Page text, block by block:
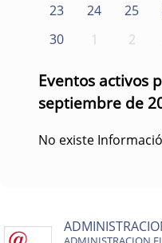
23
24 25
30
1 2
Eventos activos
septiembre de
No existe